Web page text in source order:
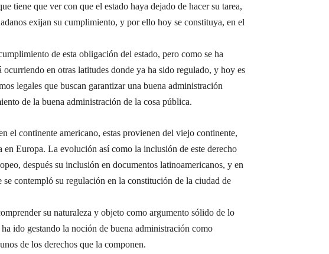
tiene que ver con que el estado haya dejado de hacer su tarea,
exijan su cumplimiento, y por ello hoy se constituya, en el
de esta obligación del estado, pero como se ha
ocurriendo en otras latitudes donde ya ha sido regulado, y hoy es
legales que buscan garantizar una buena administración
de la buena administración de la cosa pública.
el continente americano, estas provienen del viejo continente,
Europa. La evolución así como la inclusión de este derecho
después su inclusión en documentos latinoamericanos, y en
contempló su regulación en la constitución de la ciudad de
su naturaleza y objeto como argumento sólido de lo
ido gestando la noción de buena administración como
de los derechos que la componen.